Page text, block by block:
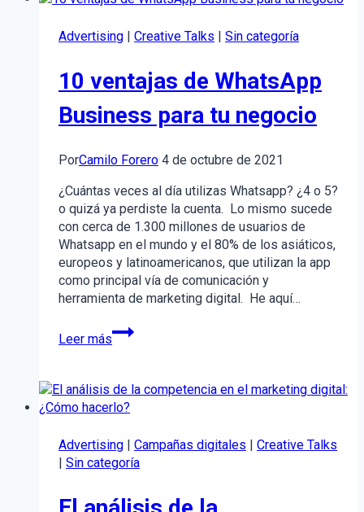
EN
SIN
–
Advertising | Creative Talks | Sin categoría
10 ventajas de WhatsApp
Business para tu negocio
PorCamilo Forero 4 de octubre de 2021
¿Cuántas veces al día utilizas Whatsapp? ¿4 o 5?
o quizá ya perdiste la cuenta. Lo mismo sucede
con cerca de 1.300 millones de usuarios de
Whatsapp en el mundo y el 80% de los asiáticos,
europeos y latinoamericanos, que utilizan la app
como principal vía de comunicación y
herramienta de marketing digital. He aquí…
Leer más
10
ventajas
WhatsApp
Business
para
negocio
Advertising | Campañas digitales | Creative Talks
| Sin categoría